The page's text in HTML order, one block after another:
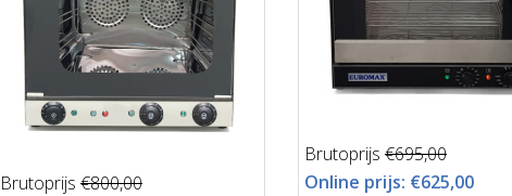
Brutoprijs €800,00
Brutoprijs €695,00
Online prijs: €625,00